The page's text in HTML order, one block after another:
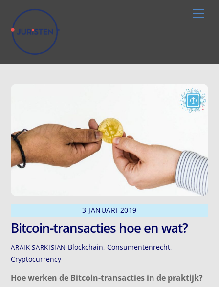
content
3 JANUARI 2019
Bitcoin-transacties hoe en wat?
ARAIK SARKISIAN Blockchain,Consumentenrecht,
Cryptocurrency
Hoe werken de Bitcoin-transacties in de praktijk?